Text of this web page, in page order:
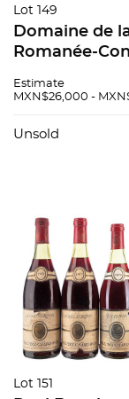
Lot 149
Domaine de
Romanée-
Grand Cru.
/ 100. Etiqueta
Estimate
MXN$26,000 -
Unsold
Lot 151